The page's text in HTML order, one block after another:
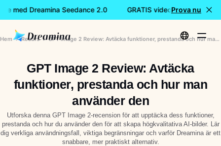
med Dreamina Seedance 2.0 GRATIS videoskapande
Prova nu
Hem Resurs GPT Image 2 Review: Avtäcka funktioner, prestanda och hur man använder den
GPT Image 2 Review: Avtäcka
funktioner, prestanda och hur man
använder den
Utforska denna GPT Image 2-recension för att upptäcka dess funktioner,
prestanda och hur du använder den för att skapa högkvalitativa AI-bilder. Lär
dig verkliga användningsfall, viktiga begränsningar och varför Dreamina är ett
snabbare, mer praktiskt alternativ.